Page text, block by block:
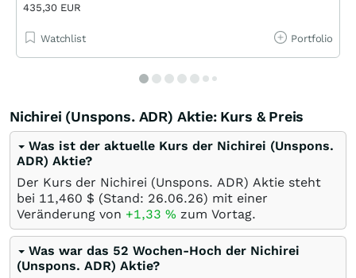
435,30 EUR
Watchlist Portfolio
Nichirei (Unspons. ADR) Aktie: Kurs & Preis
Was ist der aktuelle Kurs der Nichirei (Unspons.
ADR) Aktie?
Der Kurs der Nichirei (Unspons. ADR) Aktie steht
bei 11,460 $ (Stand: 26.06.26) mit einer
Veränderung von +1,33 % zum Vortag.
Was war das 52 Wochen-Hoch der Nichirei
(Unspons. ADR) Aktie?